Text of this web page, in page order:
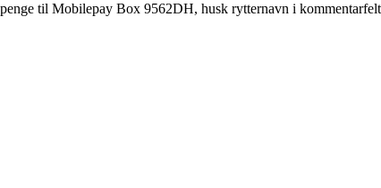
til Mobilepay Box 9562DH, husk rytternavn i